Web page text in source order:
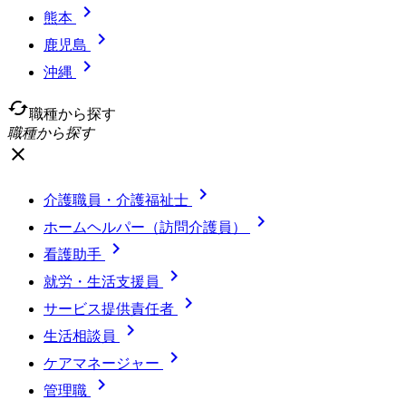
熊本 
鹿児島 
沖縄

cached職種から探す
職種から探す
close
介護職員・介護福祉士 
ホームヘルパー（訪問介護員） 
看護助手 
就労・生活支援員 
サービス提供責任者 
生活相談員 
ケアマネージャー 
管理職 